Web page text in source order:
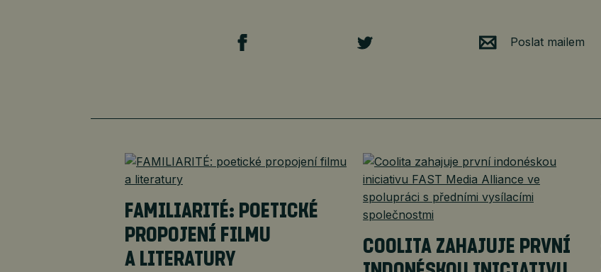
Poslat mailem
FAMILIARITÉ: POETICKÉ
PROPOJENÍ FILMU
A LITERATURY
COOLITA ZAHAJUJE PRVNÍ